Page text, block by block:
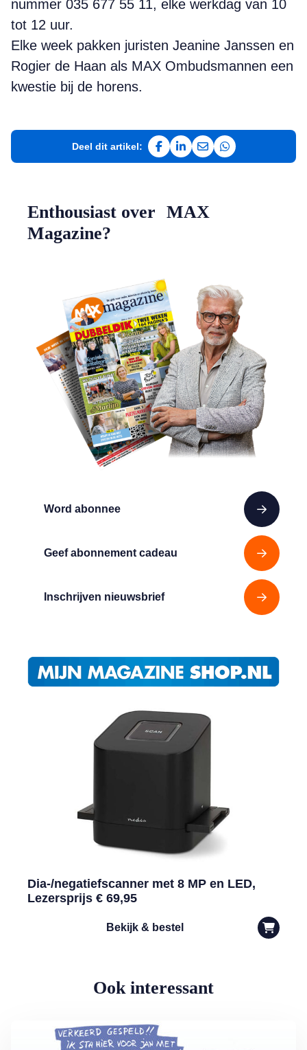
nummer 035 677 55 11, elke werkdag van 10
tot 12 uur.
Elke week pakken juristen Jeanine Janssen en
Rogier de Haan als MAX Ombudsmannen een
kwestie bij de horens.
Deel dit artikel:
Deel op Facebook
Deel op LinkedIn
Deel via e-mail
Deel via
Word abonnee
Geef abonnement cadeau
Inschrijven nieuwsbrief
Enthousiast over MAX
Magazine?
Dia-/negatiefscanner met 8 MP en LED,
Lezersprijs € 69,95
Bekijk & bestel
Ook interessant
Lees meer over Vliegticket boeken? Let op de spelling!